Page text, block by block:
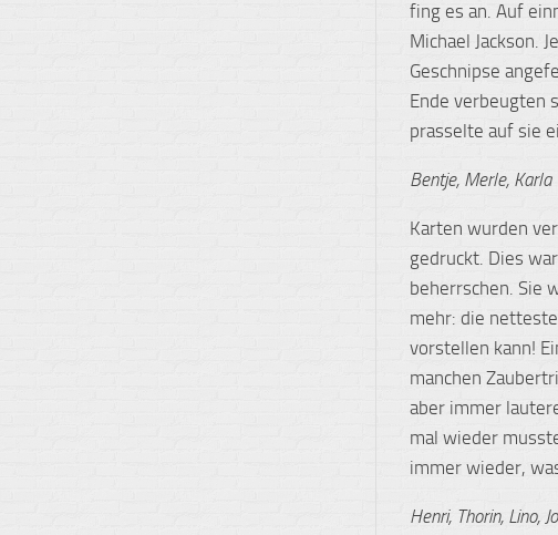
fing es an. Auf
Michael Jackson.
Geschnipse
Ende verbeugten
prasselte auf sie
Bentje, Merle, Karla
Karten wurden
gedruckt. Dies
beherrschen. Sie
mehr: die
vorstellen kann!
manchen
aber immer
mal wieder
immer wieder,
Henri, Thorin, Lino,